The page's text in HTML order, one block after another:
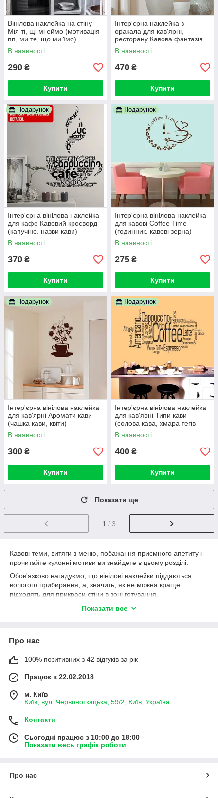
Вінілова наклейка на стіну
Мія ті, щі мі еймо (мотивація
пп, ми те, що ми їмо)
В наявності
290 ₴
Купити
Інтер'єрна наклейка з
оракала для кав'ярні,
ресторану Кавова фантазія
(абстракція, чашка кави з
парою)
В наявності
470 ₴
Купити
Подарунок
Інтер'єрна вінілова наклейка
для кафе Кавовий кросворд
(капучіно, назви кави)
В наявності
370 ₴
Купити
Подарунок
Інтер'єрна вінілова наклейка
для кавові Coffee Time
(годинник, кавові зерна)
В наявності
275 ₴
Купити
Подарунок
Інтер'єрна вінілова наклейка
для кав'ярні Аромати кави
(чашка кави, квіти)
В наявності
300 ₴
Купити
Подарунок
Інтер'єрна вінілова наклейка
для кав'ярні Типи кави
(солова кава, хмара тегів
кави)
В наявності
400 ₴
Купити
Показати ще
1 / 3
Кавові теми, витяги з меню, побажання приємного апетиту і
прочитайте кухонні мотиви ви знайдете в цьому розділі.
Обов'язково нагадуємо, що вінілові наклейки піддаються
вологого прибирання, а, значить, як не можна краще
підходять для прикраси стіни в зоні готування.
Головне, не мити наклейку засобом з абразивами або
Показати все
Про нас
100% позитивних з 42 відгуків за рік
Працює з 22.02.2018
м. Київ
Київ, вул. Червоноткацька, 59/2, Київ, Україна
Контакти
Сьогодні працює з 10:00 до 18:00
Показати весь графік роботи
Про нас